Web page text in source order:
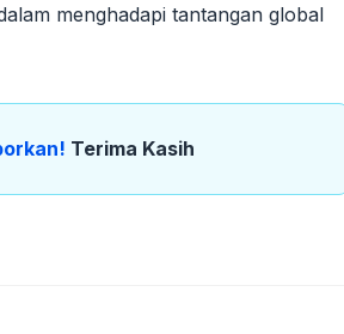
menghadapi tantangan global
Terima Kasih